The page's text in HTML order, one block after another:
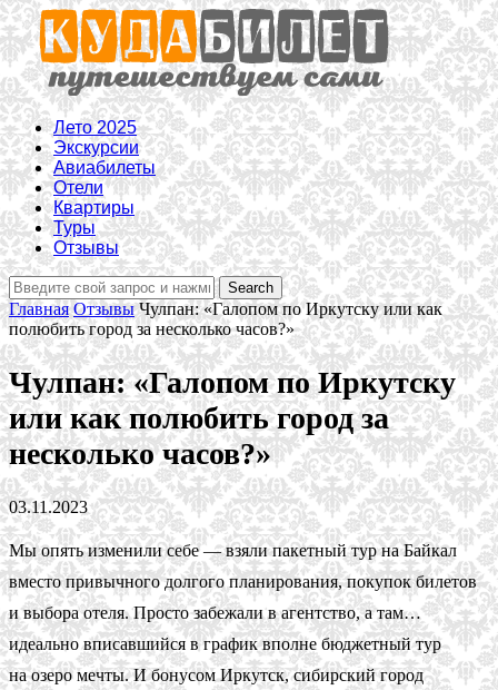
Лето 2025
Экскурсии
Авиабилеты
Отели
Квартиры
Туры
Отзывы
Главная Отзывы Чулпан: «Галопом по Иркутску или как
полюбить город за несколько часов?»
Чулпан: «Галопом по Иркутску
или как полюбить город за
несколько часов?»
03.11.2023
Мы опять изменили себе — взяли пакетный тур на Байкал
вместо привычного долгого планирования, покупок билетов
и выбора отеля. Просто забежали в агентство, а там…
идеально вписавшийся в график вполне бюджетный тур
на озеро мечты. И бонусом Иркутск, сибирский город